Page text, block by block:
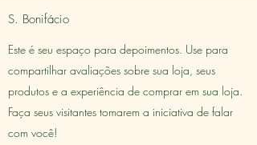
S. Bonifácio
Este é seu espaço para depoimentos. Use para
compartilhar avaliações sobre sua loja, seus
produtos e a experiência de comprar em sua loja.
Faça seus visitantes tomarem a iniciativa de falar
com você!